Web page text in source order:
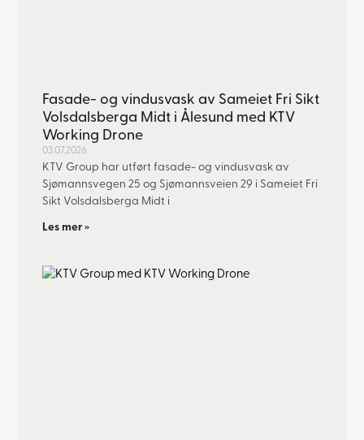
Fasade- og vindusvask av Sameiet Fri Sikt
Volsdalsberga Midt i Ålesund med KTV
Working Drone
03.07.2026
KTV Group har utført fasade- og vindusvask av
Sjømannsvegen 25 og Sjømannsveien 29 i Sameiet Fri
Sikt Volsdalsberga Midt i
Les mer »